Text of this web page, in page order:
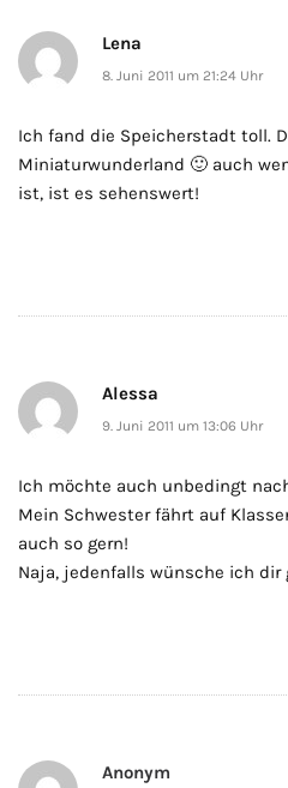
Lena
8. Juni 2011 um 21:24 Uhr
Ich fand die Speicherstadt toll.
Miniaturwunderland 🙂 auch
ist, ist es sehenswert!
Alessa
9. Juni 2011 um 13:06 Uhr
Ich möchte auch unbedingt
Mein Schwester fährt auf
auch so gern!
Naja, jedenfalls wünsche ich dir
Anonym